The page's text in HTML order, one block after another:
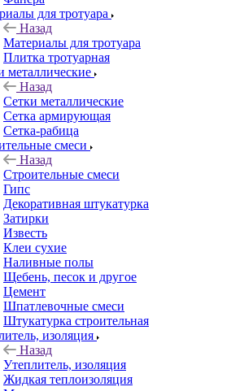
для тротуара
Назад
Материалы для тротуара
Плитка тротуарная
металлические
Назад
Сетки металлические
Сетка армирующая
Сетка-рабица
смеси
Назад
Строительные смеси
Гипс
Декоративная штукатурка
Затирки
Известь
Клеи сухие
Наливные полы
Щебень, песок и другое
Цемент
Шпатлевочные смеси
Штукатурка строительная
изоляция
Назад
Утеплитель, изоляция
Жидкая теплоизоляция